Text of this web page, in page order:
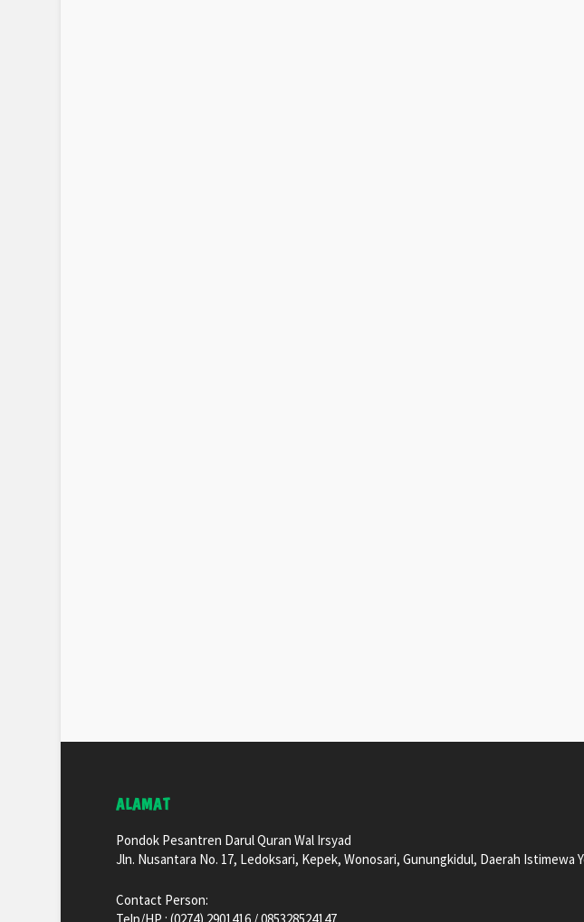
ALAMAT
Pondok Pesantren Darul Quran Wal Irsyad
Jln. Nusantara No. 17, Ledoksari, Kepek, Wonosari, Gunungkidul, Daerah Istimewa
Contact Person: